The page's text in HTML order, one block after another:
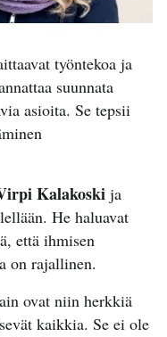
työntekoa ja
suunnata
asioita. Se tepsii
Kalakoski ja
He haluavat
että ihmisen
on rajallinen.
ovat niin herkkiä
kaikkia. Se ei ole